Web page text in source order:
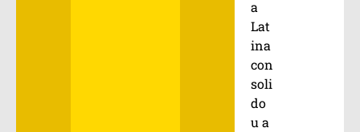
a
Lat
ina
con
soli
do
u a